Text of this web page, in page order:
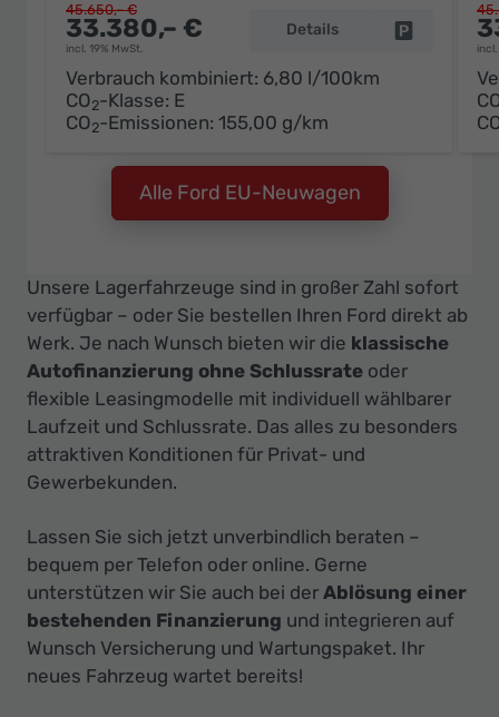
33.380,– €
incl. 19% MwSt.
45.650,– €
Details Fahrzeug
Verbrauch kombiniert: 6,80 l/100km
CO2-Klasse: E
CO2-Emissionen: 155,00 g/km
Alle Ford EU-Neuwagen
Unsere Lagerfahrzeuge sind in großer Zahl sofort
verfügbar – oder Sie bestellen Ihren Ford direkt ab
Werk. Je nach Wunsch bieten wir die klassische
Autofinanzierung ohne Schlussrate oder
flexible Leasingmodelle mit individuell wählbarer
Laufzeit und Schlussrate. Das alles zu besonders
attraktiven Konditionen für Privat- und
Gewerbekunden.
Lassen Sie sich jetzt unverbindlich beraten –
bequem per Telefon oder online. Gerne
unterstützen wir Sie auch bei der Ablösung einer
bestehenden Finanzierung und integrieren auf
Wunsch Versicherung und Wartungspaket. Ihr
neues Fahrzeug wartet bereits!